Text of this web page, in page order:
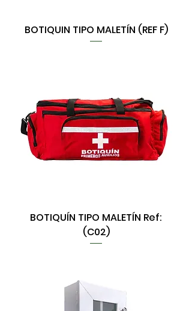
BOTIQUIN TIPO MALETÍN (REF F)
BOTIQUÍN TIPO MALETÍN Ref:
(C02)